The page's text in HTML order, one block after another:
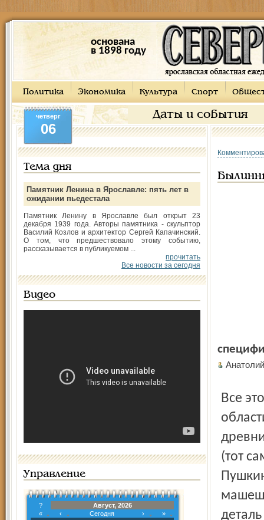
основана
в 1898 году
Политика Экономика Культура Спорт
Даты и события
четверг
06
Тема дня
Памятник Ленина в Ярославле: пять лет в
ожидании пьедестала
Памятник Ленину в Ярославле был открыт 23
декабря 1939 года. Авторы памятника - скульптор
Василий Козлов и архитектор Сергей Капачинский.
О том, что предшествовало этому событию,
рассказывается в публикуемом ...
прочитать
Все новости за сегодня
Видео
Управление
?
Август, 2026
«
‹ Сегодня ›
»
Все это вместе называется первенством Ярославской
(тот